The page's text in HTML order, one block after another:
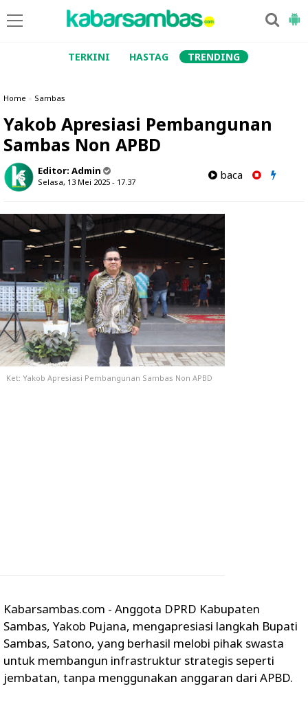
TERKINI HASTAG TRENDING
Home » Sambas
Yakob Apresiasi Pembangunan
Sambas Non APBD
Editor: Admin
Selasa, 13 Mei 2025 - 17.37
baca
Ket: Yakob Apresiasi Pembangunan Sambas Non APBD
Kabarsambas.com - Anggota DPRD Kabupaten
Sambas, Yakob Pujana, mengapresiasi langkah Bupati
Sambas, Satono, yang berhasil melobi pihak swasta
untuk membangun infrastruktur strategis seperti
jembatan, tanpa menggunakan anggaran dari APBD.